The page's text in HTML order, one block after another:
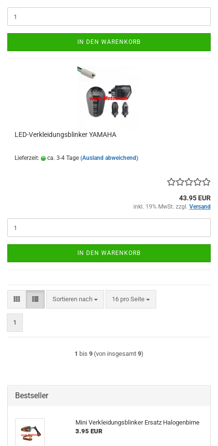
IN DEN WARENKORB
LED-Verkleidungsblinker YAMAHA
Lieferzeit: ca. 3-4 Tage (Ausland abweichend)
43.95 EUR
inkl. 19% MwSt. zzgl. Versand
IN DEN WARENKORB
Sortieren nach
Sortieren nach 16 pro Seite
pro Seite
1
1 bis 9 (von insgesamt 9)
Bestseller
Mini Verkleidungsblinker Ersatz Halogenbirne
3.95 EUR